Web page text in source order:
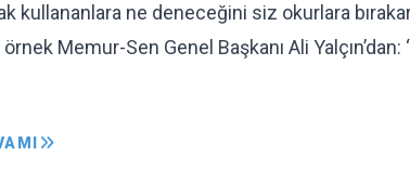
kullananlara ne deneceğini siz okurlara
Memur-Sen Genel Başkanı Ali